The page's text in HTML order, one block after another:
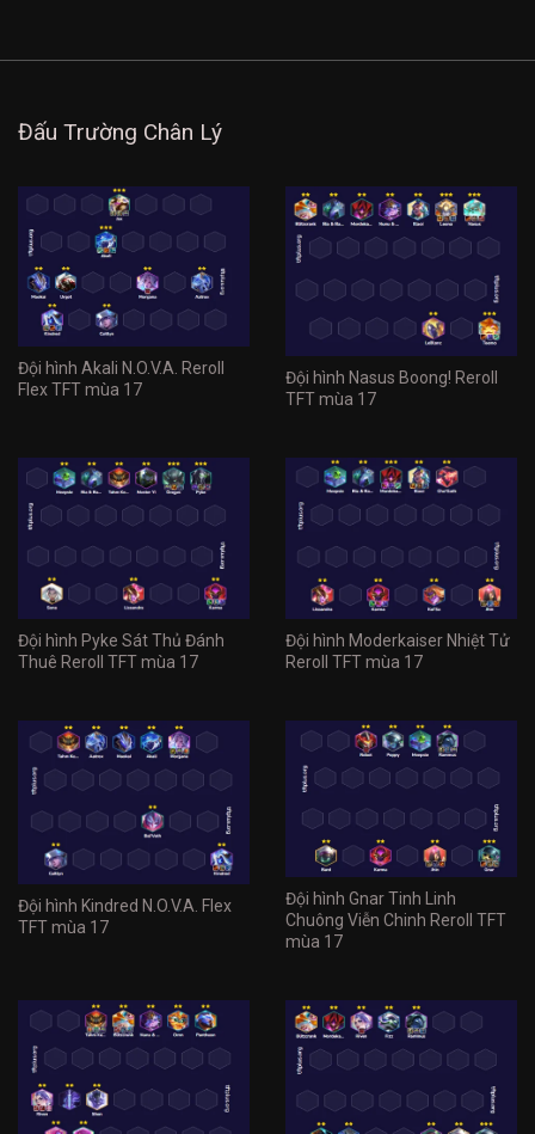
Đấu Trường Chân Lý
Đội hình Akali N.O.V.A. Reroll
Flex TFT mùa 17
Đội hình Nasus Boong! Reroll
TFT mùa 17
Đội hình Pyke Sát Thủ Đánh
Thuê Reroll TFT mùa 17
Đội hình Moderkaiser Nhiệt Tử
Reroll TFT mùa 17
Đội hình Kindred N.O.V.A. Flex
TFT mùa 17
Đội hình Gnar Tinh Linh
Chuông Viễn Chinh Reroll TFT
mùa 17